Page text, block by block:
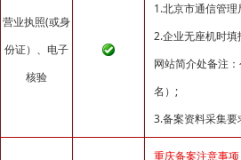
营业执照(或身
份证）、电子
核验
1.北京市通信管
2.企业无座机时
网站简介处备注
名）;
3.备案资料采集
重庆备案注意事项